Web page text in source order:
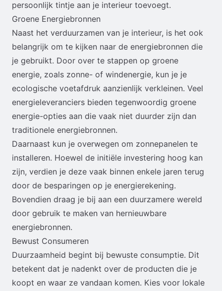
persoonlijk tintje aan je interieur toevoegt.
Groene Energiebronnen
Naast het verduurzamen van je interieur, is het ook
belangrijk om te kijken naar de energiebronnen die
je gebruikt. Door over te stappen op groene
energie, zoals zonne- of windenergie, kun je je
ecologische voetafdruk aanzienlijk verkleinen. Veel
energieleveranciers bieden tegenwoordig groene
energie-opties aan die vaak niet duurder zijn dan
traditionele energiebronnen.
Daarnaast kun je overwegen om zonnepanelen te
installeren. Hoewel de initiële investering hoog kan
zijn, verdien je deze vaak binnen enkele jaren terug
door de besparingen op je energierekening.
Bovendien draag je bij aan een duurzamere wereld
door gebruik te maken van hernieuwbare
energiebronnen.
Bewust Consumeren
Duurzaamheid begint bij bewuste consumptie. Dit
betekent dat je nadenkt over de producten die je
koopt en waar ze vandaan komen. Kies voor lokale